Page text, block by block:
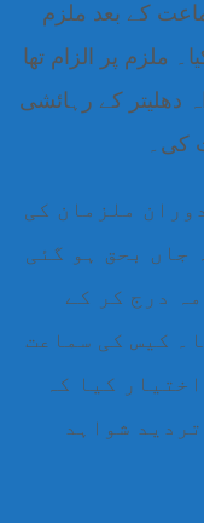
کے بعد ملزم
ملزم پر الزام تھا
دھلیتر کے رہائشی
کی۔
ملزمان کی
جاں بحق ہو گئی
درج کر کے
کیس کی سماعت
کیا کہ
شواہد